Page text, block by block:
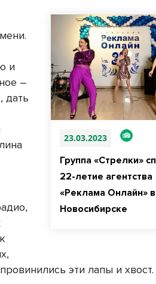
23.03.2023
Группа «Стрелки»
22-летие агентства
«Реклама Онлайн» в
Новосибирске
и
–
дать
эти лапы и хвост.